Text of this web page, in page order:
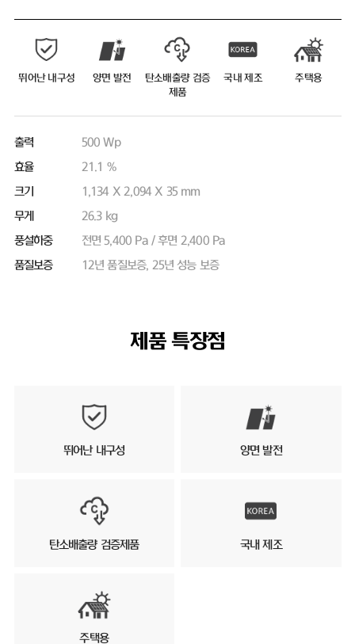
뛰어난 내구성 양면 발전
탄소배출량 검증
제품
국내 제조 주택용
출력
500 Wp
효율
21.1 %
크기
1,134 X 2,094 X 35 mm
무게
26.3 kg
풍설하중
전면 5,400 Pa / 후면 2,400 Pa
품질보증
12년 품질보증, 25년 성능 보증
제품 특장점
뛰어난 내구성 양면 발전
탄소배출량 검증제품 국내 제조
주택용